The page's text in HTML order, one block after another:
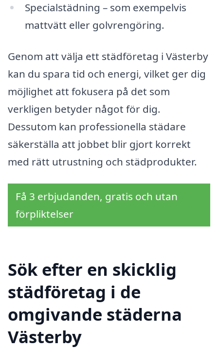
Specialstädning – som exempelvis
mattvätt eller golvrengöring.
Genom att välja ett städföretag i Västerby
kan du spara tid och energi, vilket ger dig
möjlighet att fokusera på det som
verkligen betyder något för dig.
Dessutom kan professionella städare
säkerställa att jobbet blir gjort korrekt
med rätt utrustning och städprodukter.
Få 3 erbjudanden, gratis och utan
förpliktelser
Sök efter en skicklig
städföretag i de
omgivande städerna
Västerby